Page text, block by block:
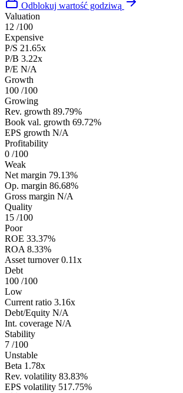
Odblokuj wartość godziwą
Valuation
12 /100
Expensive
P/S 21.65x
P/B 3.22x
P/E N/A
Growth
100 /100
Growing
Rev. growth 89.79%
Book val. growth 69.72%
EPS growth N/A
Profitability
0 /100
Weak
Net margin 79.13%
Op. margin 86.68%
Gross margin N/A
Quality
15 /100
Poor
ROE 33.37%
ROA 8.33%
Asset turnover 0.11x
Debt
100 /100
Low
Current ratio 3.16x
Debt/Equity N/A
Int. coverage N/A
Stability
7 /100
Unstable
Beta 1.78x
Rev. volatility 83.83%
EPS volatility 517.75%